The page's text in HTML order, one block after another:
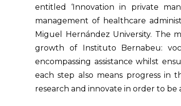
entitled ‘Innovation in private
management of healthcare
Miguel Hernández University. The
growth of Instituto Bernabeu:
encompassing assistance whilst
each step also means progress in
research and innovate in order to